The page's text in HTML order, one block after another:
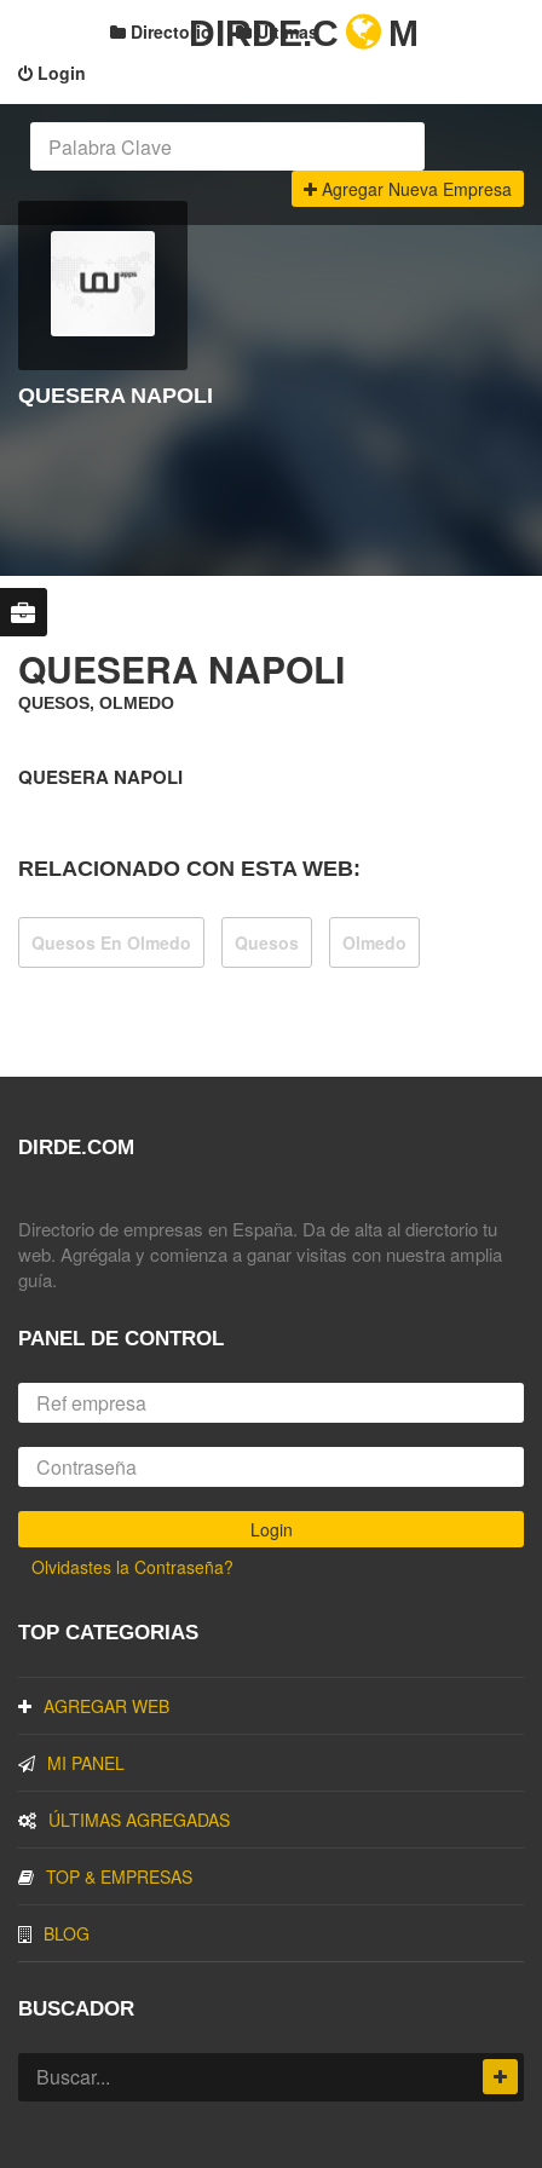
Login
Directorio Últimas
DIRDE.C M
Agregar Nueva Empresa
QUESERA NAPOLI
QUESERA NAPOLI
QUESOS, OLMEDO
QUESERA NAPOLI
RELACIONADO CON ESTA WEB:
Quesos En Olmedo Quesos Olmedo
DIRDE.COM
Directorio de empresas en España. Da de alta al dierctorio tu
web. Agrégala y comienza a ganar visitas con nuestra amplia
guía.
PANEL DE CONTROL
Olvidastes la Contraseña?
TOP CATEGORIAS
AGREGAR WEB
MI PANEL
ÚLTIMAS AGREGADAS
TOP & EMPRESAS
BLOG
BUSCADOR